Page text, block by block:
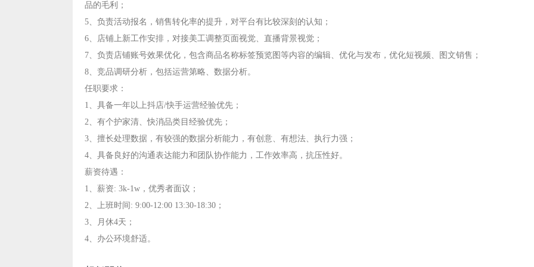
品的毛利；
5、负责活动报名，销售转化率的提升，对平台有比较深刻的认知；
6、店铺上新工作安排，对接美工调整页面视觉、直播背景视觉；
7、负责店铺账号效果优化，包含商品名称标签预览图等内容的编辑、优化与发布，优化短视频、图文销售；
8、竞品调研分析，包括运营第略、数据分析。
任职要求：
1、具备一年以上抖店/快手运营经验优先；
2、有个护家清、快消品类目经验优先；
3、擅长处理数据，有较强的数据分析能力，有创意、有想法、执行力强；
4、具备良好的沟通表达能力和团队协作能力，工作效率高，抗压性好。
薪资待遇：
1、薪资: 3k-1w，优秀者面议；
2、上班时间: 9:00-12:00 13:30-18:30；
3、月休4天；
4、办公环境舒适。